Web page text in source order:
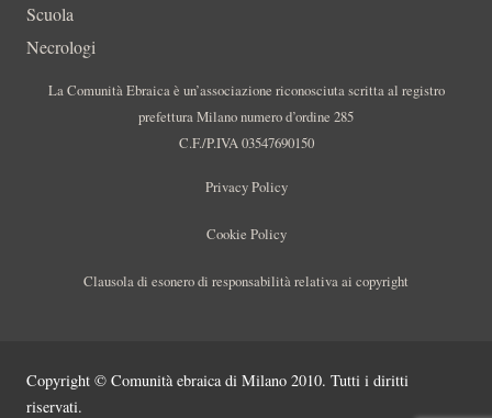
Scuola
Necrologi
La Comunità Ebraica è un’associazione riconosciuta scritta al registro
prefettura Milano numero d’ordine 285
C.F./P.IVA 03547690150
Privacy Policy
Cookie Policy
Clausola di esonero di responsabilità relativa ai copyright
Copyright © Comunità ebraica di Milano 2010. Tutti i diritti
riservati.